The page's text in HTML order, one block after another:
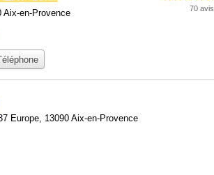
Aix-en-Provence 70 avis
Europe, 13090 Aix-en-Provence